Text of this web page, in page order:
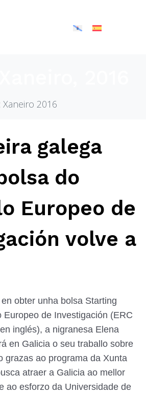
Xaneiro 2016
galega
do
Europeo de
volve a
obter unha bolsa Starting
Europeo de Investigación (ERC
inglés), a nigranesa Elena
en Galicia o seu traballo sobre
grazas ao programa da Xunta
atraer a Galicia ao mellor
ao esforzo da Universidade de